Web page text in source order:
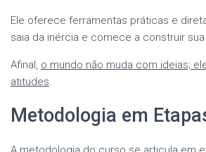
Ele oferece ferramentas práticas e
saia da inércia e comece a construir
Afinal, o mundo não muda com ideias;
atitudes.
Metodologia em